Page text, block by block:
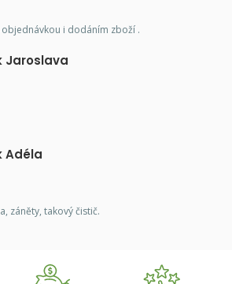
i dodáním zboží .
Jaroslava
Adéla
záněty, takový čistič.